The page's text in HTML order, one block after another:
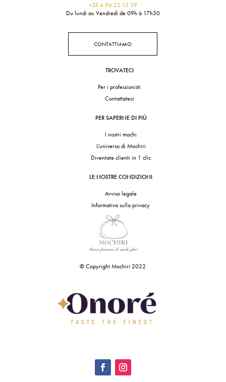
+33 4 96 22 15 59
Du lundi au Vendredi de 09h à 17h30
CONTATTIAMO
TROVATECI
Per i professionisti
Contattateci
PER SAPERNE DI PIÙ
I nostri mochi
L'universo di Mochiri
Diventate clienti in 1 clic
LE NOSTRE CONDIZIONI
Avviso legale
Informativa sulla privacy
© Copyright Mochiri 2022